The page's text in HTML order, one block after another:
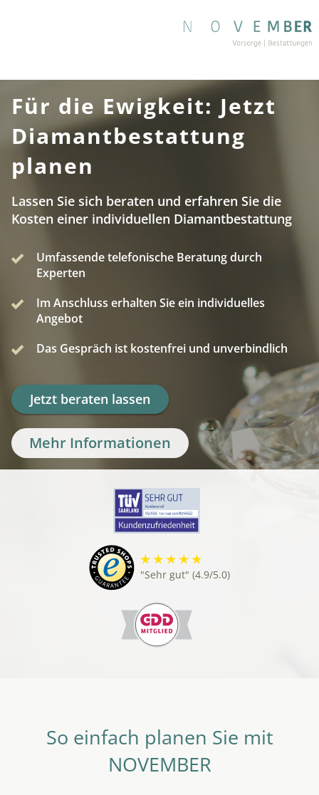
Für die Ewigkeit: Jetzt
Diamantbestattung
planen
Lassen Sie sich beraten und erfahren Sie die
Kosten einer individuellen Diamantbestattung
Umfassende telefonische Beratung durch
Experten
Im Anschluss erhalten Sie ein individuelles
Angebot
Das Gespräch ist kostenfrei und unverbindlich
Jetzt beraten lassen
Mehr Informationen
"Sehr gut" (4.9/5.0)
So einfach planen Sie mit
NOVEMBER